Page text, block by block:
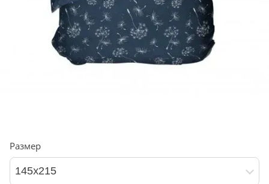
Размер
145х215